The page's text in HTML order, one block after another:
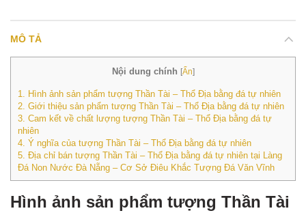
MÔ TẢ
Nội dung chính [Ẩn]
1.
Hình ảnh sản phẩm tượng Thần Tài – Thổ Địa bằng đá tự nhiên
2. Giới thiệu sản phẩm tượng Thần Tài – Thổ Địa bằng đá tự nhiên
3. Cam kết về chất lượng tượng Thần Tài – Thổ Địa bằng đá tự
nhiên
4. Ý nghĩa của tượng Thần Tài – Thổ Địa bằng đá tự nhiên
5. Địa chỉ bán tượng Thần Tài – Thổ Địa bằng đá tự nhiên tại Làng
Đá Non Nước Đà Nẵng – Cơ Sở Điêu Khắc Tượng Đá Văn Vĩnh
Hình ảnh sản phẩm tượng Thần Tài